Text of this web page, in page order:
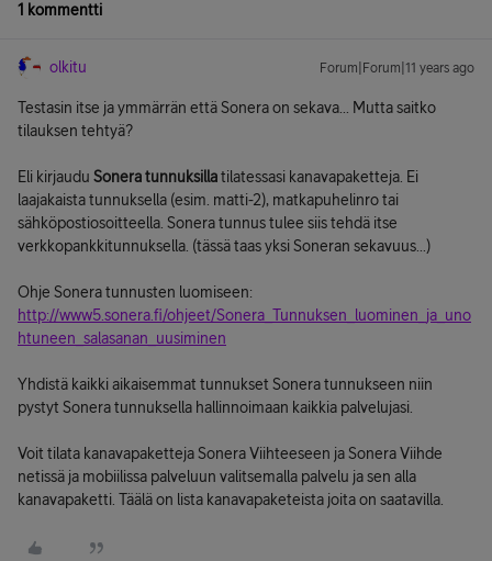
1 kommentti
olkitu Forum|Forum|11 years ago
Testasin itse ja ymmärrän että Sonera on sekava... Mutta saitko
tilauksen tehtyä?
Eli kirjaudu Sonera tunnuksillatilatessasi kanavapaketteja. Ei
laajakaista tunnuksella (esim. matti-2), matkapuhelinro tai
sähköpostiosoitteella. Sonera tunnus tulee siis tehdä itse
verkkopankkitunnuksella. (tässä taas yksi Soneran sekavuus...)
Ohje Sonera tunnusten luomiseen:
http://www5.sonera.fi/ohjeet/Sonera_Tunnuksen_luominen_ja_uno
htuneen_salasanan_uusiminen
Yhdistä kaikki aikaisemmat tunnukset Sonera tunnukseen niin
pystyt Sonera tunnuksella hallinnoimaan kaikkia palvelujasi.
Voit tilata kanavapaketteja Sonera Viihteeseen ja Sonera Viihde
netissä ja mobiilissa palveluun valitsemalla palvelu ja sen alla
kanavapaketti. Täälä on lista kanavapaketeista joita on saatavilla.